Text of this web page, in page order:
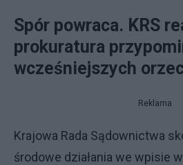
Spór powraca. KRS
prokuratura
wcześniejszych
Reklama
Krajowa Rada Sądownictwa
środowe działania we wpisie